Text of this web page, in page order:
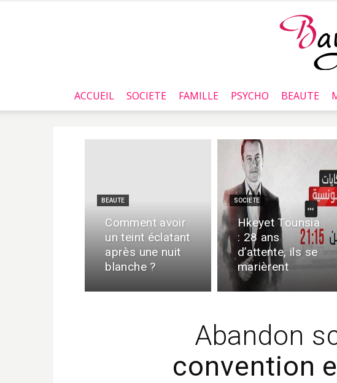
ACCUEIL SOCIETE FAMILLE PSYCHO BEAUTE
BEAUTE
Comment avoir
un teint éclatant
après une nuit
blanche ?
SOCIETE
Hkeyet Tounsia
: 28 ans
d’attente, ils se
marièrent
Abandon
convention